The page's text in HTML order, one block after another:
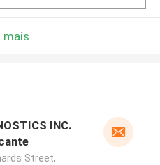
mais
INC.
Street,